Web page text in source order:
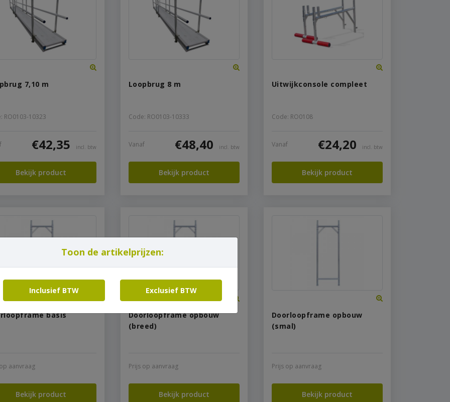
7,10 m
RO0103-10323
€42,35 incl. btw
Bekijk product
Loopbrug 8 m
Code: RO0103-10333
Vanaf €48,40 incl. btw
Bekijk product
Uitwijkconsole compleet
Code: RO0108
Vanaf €24,20 incl. btw
Bekijk product
basis
aanvraag
Bekijk product
Doorloopframe opbouw
(breed)
Prijs op aanvraag
Bekijk product
Doorloopframe opbouw
(smal)
Prijs op aanvraag
Bekijk product
Toon de artikelprijzen:
Inclusief BTW Exclusief BTW